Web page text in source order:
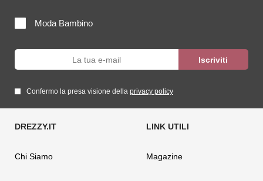
Moda Bambino
Confermo la presa visione della privacy policy
Chi Siamo Magazine